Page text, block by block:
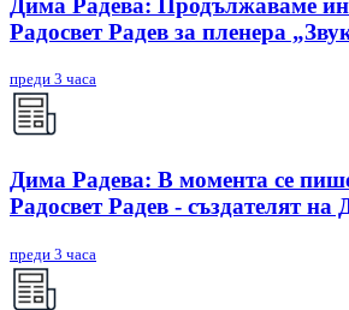
Радосвет Радев за пленера
преди 3 часа
Дима Радева: В момента се
Радосвет Радев - създателят
преди 3 часа